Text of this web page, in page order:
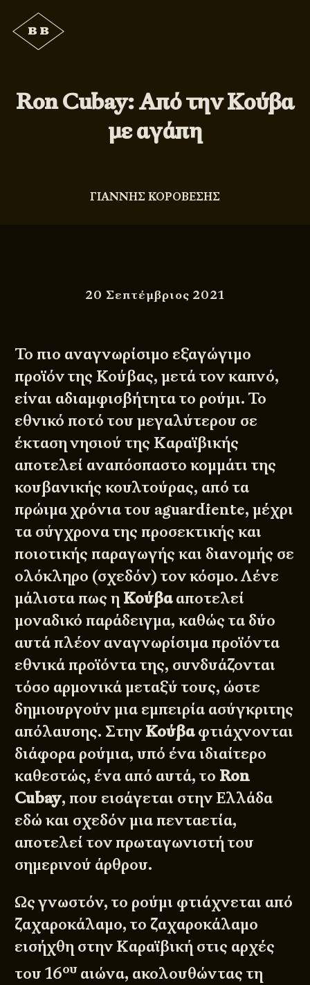
Ron Cubay: Από την Κούβα
με αγάπη
ΓΙΑΝΝΗΣ ΚΟΡΟΒΕΣΗΣ
20 Σεπτέμβριος 2021
Το πιο αναγνωρίσιμο εξαγώγιμο
προϊόν της Κούβας, μετά τον καπνό,
είναι αδιαμφισβήτητα το ρούμι. Το
εθνικό ποτό του μεγαλύτερου σε
έκταση νησιού της Καραϊβικής
αποτελεί αναπόσπαστο κομμάτι της
κουβανικής κουλτούρας, από τα
πρώιμα χρόνια του aguardiente, μέχρι
τα σύγχρονα της προσεκτικής και
ποιοτικής παραγωγής και διανομής σε
ολόκληρο (σχεδόν) τον κόσμο. Λένε
μάλιστα πως η Κούβααποτελεί
μοναδικό παράδειγμα, καθώς τα δύο
αυτά πλέον αναγνωρίσιμα προϊόντα
εθνικά προϊόντα της, συνδυάζονται
τόσο αρμονικά μεταξύ τους, ώστε
δημιουργούν μια εμπειρία ασύγκριτης
απόλαυσης. Στην Κούβαφτιάχνονται
διάφορα ρούμια, υπό ένα ιδιαίτερο
καθεστώς, ένα από αυτά, το Ron
Cubay, που εισάγεται στην Ελλάδα
εδώ και σχεδόν μια πενταετία,
αποτελεί τον πρωταγωνιστή του
σημερινού άρθρου.
Ως γνωστόν, το ρούμι φτιάχνεται από
ζαχαροκάλαμο, το ζαχαροκάλαμο
εισήχθη στην Καραϊβική στις αρχές
του 16ουαιώνα, ακολουθώντας τη